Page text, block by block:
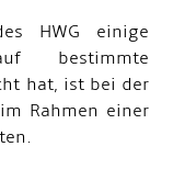
HWG einige
bestimmte
hat, ist bei der
Rahmen einer